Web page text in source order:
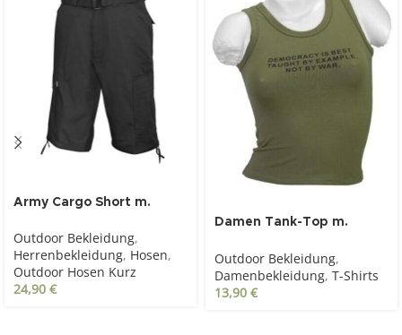
Army Cargo Short m.
Outdoor Bekleidung,
Herrenbekleidung, Hosen,
Outdoor Hosen Kurz
24,90 €
Damen Tank-Top m.
Outdoor Bekleidung,
Damenbekleidung, T-Shirts
13,90 €